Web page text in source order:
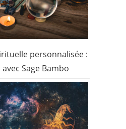
personnalisée :
Sage Bambo